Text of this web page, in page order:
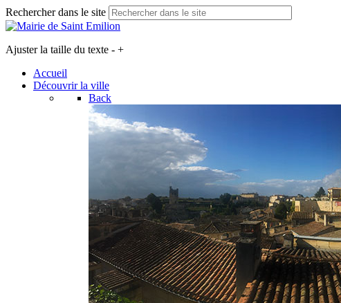
Rechercher dans le site
Ajuster la taille du texte - +
Accueil
Découvrir la ville
Back